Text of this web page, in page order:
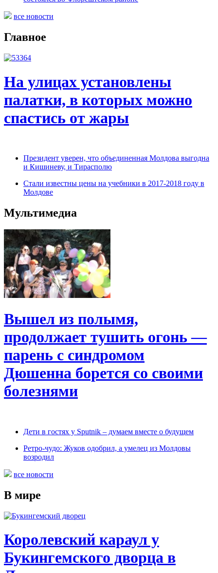
все новости
Главное
На улицах установлены
палатки, в которых можно
спастись от жары
Президент уверен, что объединенная Молдова выгодна
и Кишиневу, и Тирасполю
Стали известны цены на учебники в 2017-2018 году в
Молдове
Мультимедиа
Вышел из полымя,
продолжает тушить огонь —
парень с синдромом
Дюшенна борется со своими
болезнями
Дети в гостях у Sputnik – думаем вместе о будущем
Ретро-чудо: Жуков одобрил, а умелец из Молдовы
возродил
все новости
В мире
Королевский караул у
Букингемского дворца в